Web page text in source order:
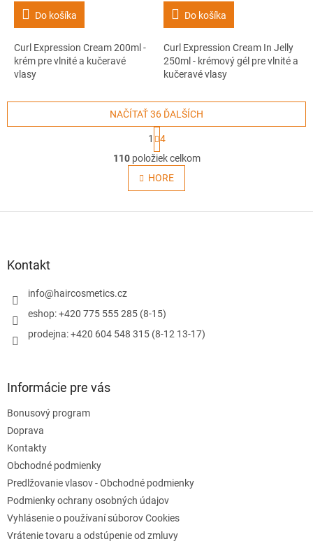
Do košíka
Curl Expression Cream 200ml -
krém pre vlnité a kučeravé
vlasy
Do košíka
Curl Expression Cream In Jelly
250ml - krémový gél pre vlnité a
kučeravé vlasy
O
v
l
á
k
v
NAČÍTAŤ 36 ĎALŠÍCH
S
t
r
á
n
k
v
1
4
110položiek celkom
HORE
Kontakt
info@haircosmetics.cz
eshop: +420 775 555 285 (8-15)
prodejna: +420 604 548 315 (8-12 13-17)
Informácie pre vás
Bonusový program
Doprava
Kontakty
Obchodné podmienky
Predlžovanie vlasov - Obchodné podmienky
Podmienky ochrany osobných údajov
Vyhlásenie o používaní súborov Cookies
Vrátenie tovaru a odstúpenie od zmluvy